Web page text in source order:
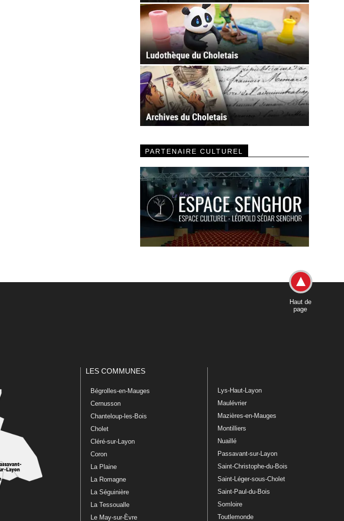
PARTENAIRE CULTUREL
Haut de
page
LES COMMUNES
Bégrolles-en-Mauges
Cernusson
Chanteloup-les-Bois
Cholet
Cléré-sur-Layon
Coron
La Plaine
La Romagne
La Séguinière
La Tessoualle
Le May-sur-Èvre
Lys-Haut-Layon
Maulévrier
Mazières-en-Mauges
Montilliers
Nuaillé
Passavant-sur-Layon
Saint-Christophe-du-Bois
Saint-Léger-sous-Cholet
Saint-Paul-du-Bois
Somloire
Toutlemonde